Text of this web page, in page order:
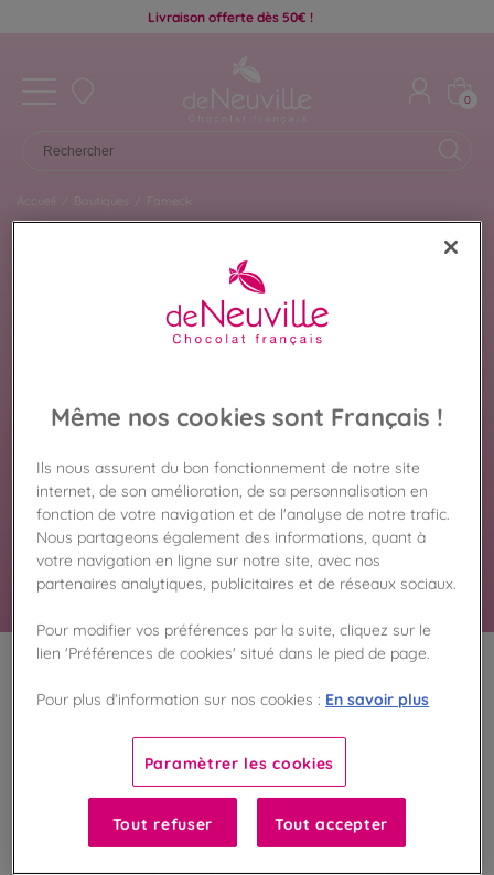
Livraison offerte dès 50€ !
0
Accueil Boutiques Fameck
FAMECK
boutique De Neuville de Fameck pour préparer
votre visite en toute sérénité. Coffrets cadeaux,
spécialités chocolatées et gourmandises vous
attendent en magasin.
En savoir plus
100
Fabriqué en France
Découvrez la sélection de chocolats actuellement disponibles dans
votre boutique De Neuville de Fameck. Retrouvez en magasin nos
créations gourmandes prêtes à être dégustées ou offertes. Grâce à
la consultation des disponibilités, préparez votre visite et assurez-
Même nos cookies sont Français !
Ils nous assurent du bon fonctionnement de notre site
internet, de son amélioration, de sa personnalisation en
fonction de votre navigation et de l'analyse de notre trafic.
Nous partageons également des informations, quant à
votre navigation en ligne sur notre site, avec nos
partenaires analytiques, publicitaires et de réseaux sociaux.
Pour modifier vos préférences par la suite, cliquez sur le
lien 'Préférences de cookies' situé dans le pied de page.
Pour plus d’information sur nos cookies : En savoir plus
Paramètrer les cookies
Tout refuser Tout accepter